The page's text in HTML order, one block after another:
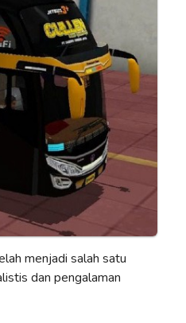
menjadi salah satu
dan pengalaman